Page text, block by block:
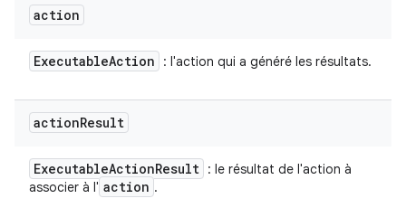
action
ExecutableAction : l'action qui a généré les résultats.
actionResult
ExecutableActionResult : le résultat de l'action à
associer à l' action .